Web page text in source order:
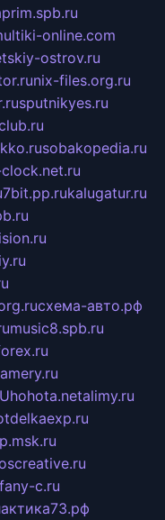
online.com
ostrov.ru
nix-files.org.ru
sputnikyes.ru
sobakopedia.ru
7bit.pp.rukalugatur.ru
схема-авто.рф
music8.spb.ru
hohota.netalimy.ru
c.ru